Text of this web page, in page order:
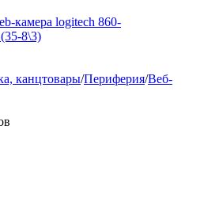
камера logitech 860-
8\3)
канцтовары/Периферия/Веб-